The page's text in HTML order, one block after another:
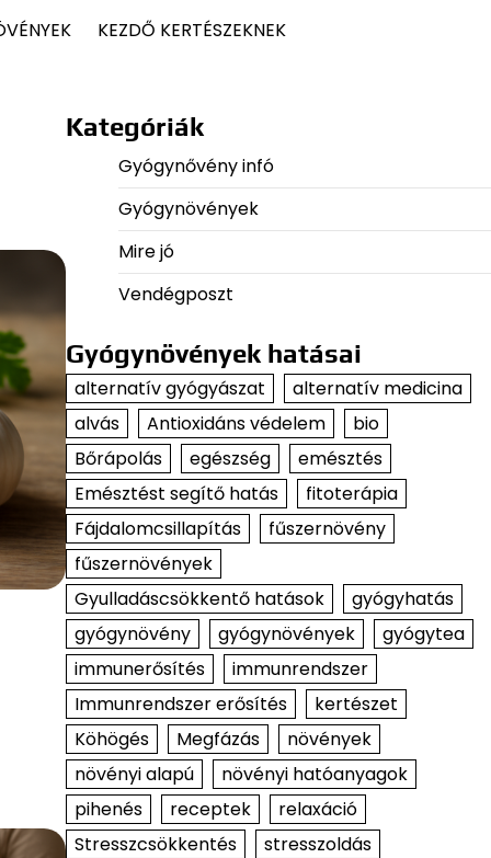
KEZDŐ KERTÉSZEKNEK
Kategóriák
Gyógynővény infó
Gyógynövények
Mire jó
Vendégposzt
Gyógynövények hatásai
alternatív gyógyászat
alternatív medicina
alvás
Antioxidáns védelem
bio
Bőrápolás
egészség
emésztés
Emésztést segítő hatás
fitoterápia
Fájdalomcsillapítás
fűszernövény
fűszernövények
Gyulladáscsökkentő hatások
gyógyhatás
gyógynövény
gyógynövények
gyógytea
immunerősítés
immunrendszer
Immunrendszer erősítés
kertészet
Köhögés
Megfázás
növények
növényi alapú
növényi hatóanyagok
pihenés
receptek
relaxáció
Stresszcsökkentés
stresszoldás